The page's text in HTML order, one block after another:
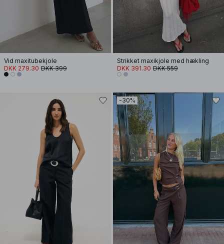
Vid maxitubekjole
DKK 279.30 DKK 399
Strikket maxikjole med hækling
DKK 391.30 DKK 559
-30%